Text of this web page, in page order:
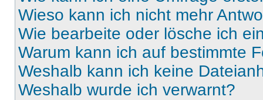
Wieso kann ich nicht mehr
Wie bearbeite oder lösche ich
Warum kann ich auf bestimmte
Weshalb kann ich keine
Weshalb wurde ich verwarnt?